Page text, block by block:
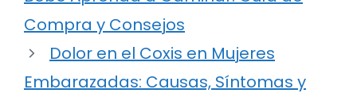
Compra y Consejos
Dolor en el Coxis en Mujeres
Embarazadas: Causas, Síntomas y